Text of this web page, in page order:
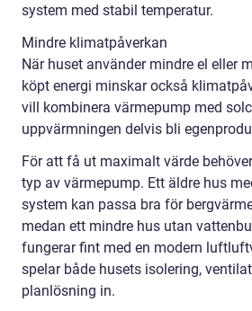
system med stabil temperatur.
Mindre klimatpåverkan
När huset använder mindre el eller
köpt energi minskar också
vill kombinera värmepump med
uppvärmningen delvis bli
För att få ut maximalt värde
typ av värmepump. Ett äldre hus
system kan passa bra för
medan ett mindre hus utan
fungerar fint med en modern
spelar både husets isolering,
planlösning in.